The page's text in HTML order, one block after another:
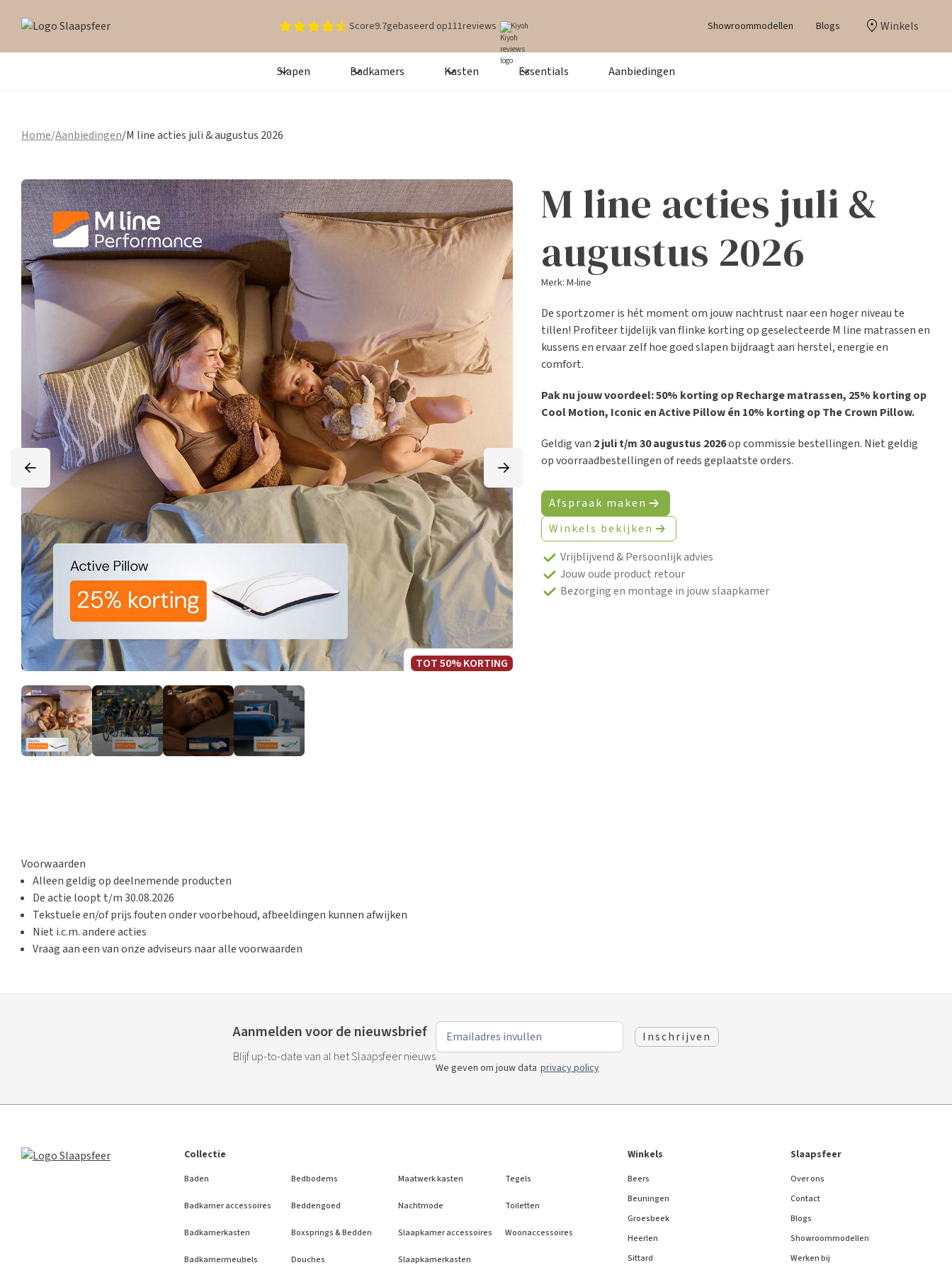
Score9.7gebaseerd op111reviews Kiyoh Showroommodellen Blogs Winkels
Slapen Badkamers Kasten Essentials Aanbiedingen
Home/Aanbiedingen/M line acties juli & augustus 2026
TOT 50% KORTING
M line acties juli &
augustus 2026
Merk: M-line
De sportzomer is hét moment om jouw nachtrust naar een hoger niveau te
tillen! Profiteer tijdelijk van flinke korting op geselecteerde M line matrassen en
kussens en ervaar zelf hoe goed slapen bijdraagt aan herstel, energie en
comfort.
Pak nu jouw voordeel: 50% korting op Recharge matrassen, 25% korting op
Cool Motion, Iconic en Active Pillow én 10% korting op The Crown Pillow.
Geldig van 2 juli t/m 30 augustus 2026op commissie bestellingen. Niet geldig
op voorraadbestellingen of reeds geplaatste orders.
Afspraak maken
Winkels bekijken
Vrijblijvend & Persoonlijk advies
Jouw oude product retour
Bezorging en montage in jouw slaapkamer
Voorwaarden
Alleen geldig op deelnemende producten
De actie loopt t/m30.08.2026
Tekstuele en/of prijs fouten onder voorbehoud, afbeeldingen kunnen afwijken
Niet i.c.m. andere acties
Vraag aan een van onze adviseurs naar alle voorwaarden
Aanmelden voor de nieuwsbrief
Blijf up-to-date van al het Slaapsfeer nieuws
We geven om jouw data privacy policy
Collectie
Baden
Badkamer accessoires
Badkamerkasten
Badkamermeubels
Bedbodems
Beddengoed
Boxsprings & Bedden
Douches
Maatwerk kasten
Nachtmode
Slaapkamer accessoires
Slaapkamerkasten
Tegels
Toiletten
Woonaccessoires
Winkels
Beers
Beuningen
Groesbeek
Heerlen
Sittard
Slaapsfeer
Over ons
Contact
Blogs
Showroommodellen
Werken bij